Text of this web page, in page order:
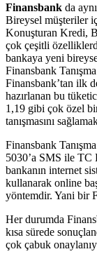
Finansbank da
Bireysel müşteriler
Konuşturan Kredi,
çok çeşitli
bankaya yeni
Finansbank
Finansbank’tan ilk
hazırlanan bu
1,19 gibi çok özel
tanışmasını
Finansbank
5030’a SMS ile TC
bankanın internet
kullanarak online
yöntemdir. Yani bir
Her durumda
kısa sürede
çok çabuk